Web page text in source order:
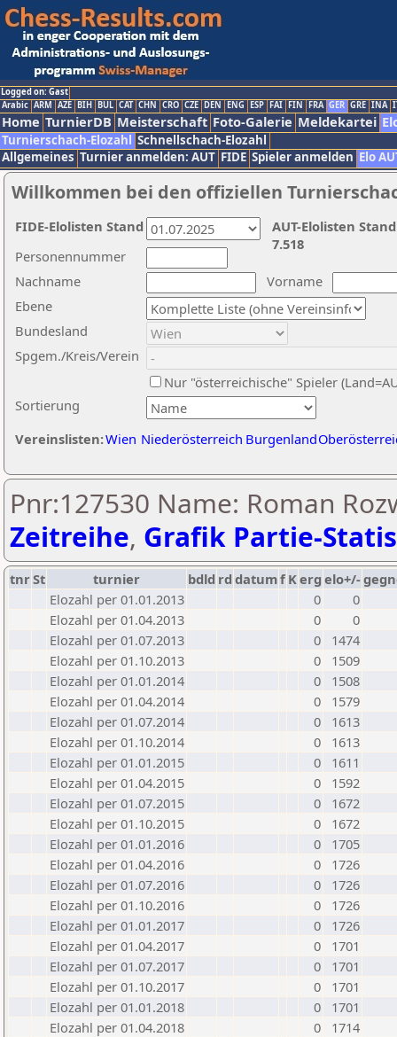
Logged on: Gast
Arabic ARM AZE BIH BUL CAT CHN CRO CZE DEN ENG ESP FAI FIN FRA GER GRE INA
Home TurnierDB Meisterschaft Foto-Galerie Meldekartei
Turnierschach-Elozahl Schnellschach-Elozahl
Allgemeines Turnier anmelden: AUT FIDE Spieler anmelden Elo
Willkommen bei den offiziellen
Nachname
Vorname
Ebene
Sortierung
Personennummer
Bundesland
Spgem./Kreis/Verein
Nur "österreichische" Spieler
Vereinslisten:Wien Niederösterreich Burgenland
AUT-Elolisten
7.518
FIDE-Elolisten Stand
Pnr:127530 Name: Roman
Zeitreihe, Grafik Partie-
tnrSt turnier bdld rd datumf Kerg elo+/-
Elozahl per 01.01.2013
0
0
Elozahl per 01.04.2013
0
0
Elozahl per 01.07.2013
0
1474
Elozahl per 01.10.2013
0
1509
Elozahl per 01.01.2014
0
1508
Elozahl per 01.04.2014
0
1579
Elozahl per 01.07.2014
0
1613
Elozahl per 01.10.2014
0
1613
Elozahl per 01.01.2015
0
1611
Elozahl per 01.04.2015
0
1592
Elozahl per 01.07.2015
0
1672
Elozahl per 01.10.2015
0
1672
Elozahl per 01.01.2016
0
1705
Elozahl per 01.04.2016
0
1726
Elozahl per 01.07.2016
0
1726
Elozahl per 01.10.2016
0
1726
Elozahl per 01.01.2017
0
1726
Elozahl per 01.04.2017
0
1701
Elozahl per 01.07.2017
0
1701
Elozahl per 01.10.2017
0
1701
Elozahl per 01.01.2018
0
1701
Elozahl per 01.04.2018
0
1714